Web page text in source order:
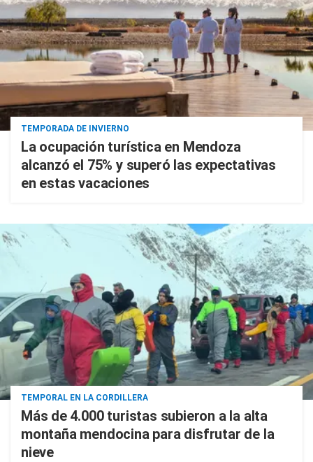
TEMPORADA DE INVIERNO
La ocupación turística en Mendoza
alcanzó el 75% y superó las expectativas
en estas vacaciones
TEMPORAL EN LA CORDILLERA
Más de 4.000 turistas subieron a la alta
montaña mendocina para disfrutar de la
nieve